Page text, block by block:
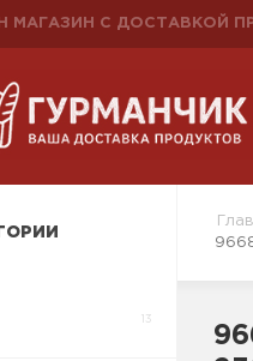
МАГАЗИН С ДОСТАВКОЙ
13